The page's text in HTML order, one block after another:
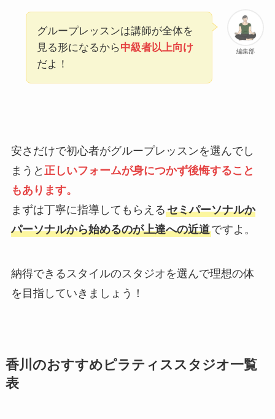
編集部
グループレッスンは講師が全体を
見る形になるから中級者以上向け
だよ！
安さだけで初心者がグループレッスンを選んでし
まうと 正しいフォームが身につかず後悔すること
もあります。
まずは丁寧に指導してもらえるセミパーソナルか
パーソナルから始めるのが上達への近道ですよ。
納得できるスタイルのスタジオを選んで理想の体
を目指していきましょう！
香川のおすすめピラティススタジオ一覧
表